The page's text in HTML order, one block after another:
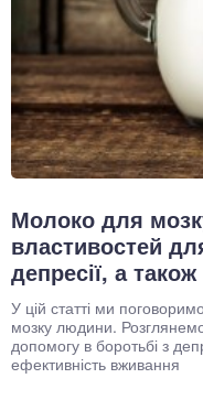
Молоко для
властивостей
депресії, а
У цій статті ми
мозку людини.
допомогу в боротьбі з
ефективність вживання